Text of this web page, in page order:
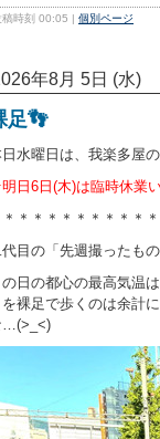
稿時刻 00:05 | 個別ページ
年8月 5日 (水)
足👣
水曜日は、我楽多屋
日6日(木)は臨時休業
＊＊＊＊＊＊＊＊＊
目の「先週撮ったも
日の都心の最高気温
裸足で歩くのは余計
…(>_<)